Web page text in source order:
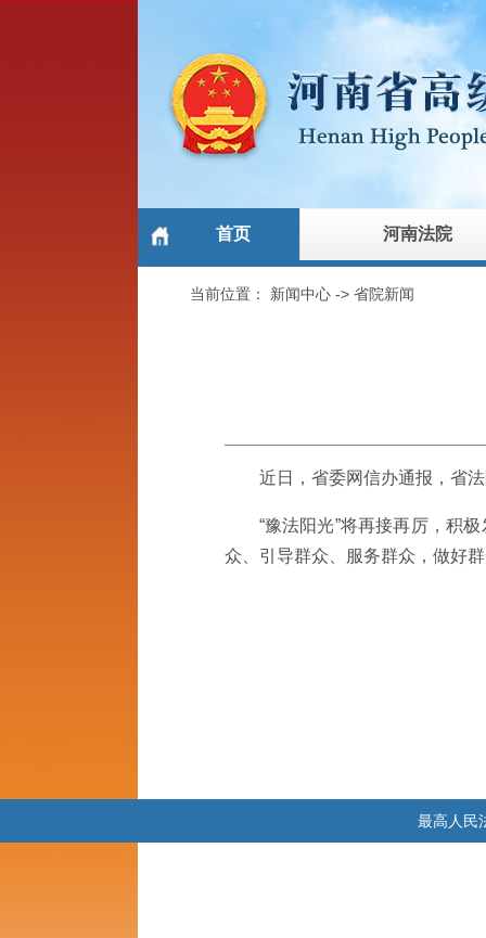
首页 河南法院
当前位置： 新闻中心 ->省院新闻
近日，省委网信办通报，省
“豫法阳光”将再接再厉，积
众、引导群众、服务群众，做好
最高人民